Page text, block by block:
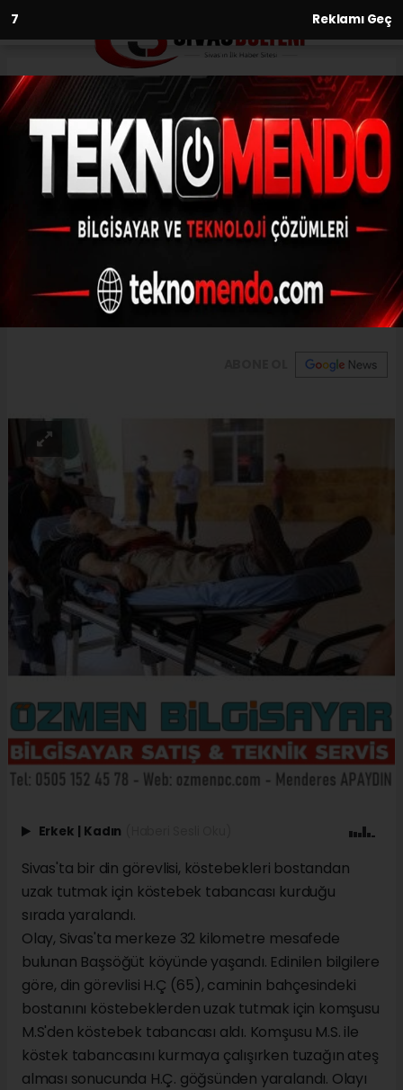
6 Reklamı Geç
Anasayfa
Köstebek tuzağı din görevlisini
yaraladı
27.06.2021 - 13:18, Güncelleme: 27.06.2021 - 13:18
Sivas'ta bir din görevlisi, köstebekleri
bostandan uzak tutmak için köstebek
tabancası kurduğu sırada yaralandı.
Erkek | Kadın
Sivas'ta bir din görevlisi, köstebekleri bostandan
uzak tutmak için köstebek tabancası kurduğu
sırada yaralandı.
Olay, Sivas'ta merkeze 32 kilometre mesafede
bulunan Başsöğüt köyünde yaşandı. Edinilen bilgilere
göre, din görevlisi H.Ç (65), caminin bahçesindeki
bostanını köstebeklerden uzak tutmak için komşusu
M.S'den köstebek tabancası aldı. Komşusu M.S. ile
köstek tabancasını kurmaya çalışırken tuzağın ateş
alması sonucunda H.Ç. göğsünden yaralandı. Olayı